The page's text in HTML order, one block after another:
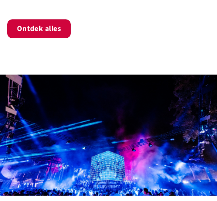
Ontdek alles